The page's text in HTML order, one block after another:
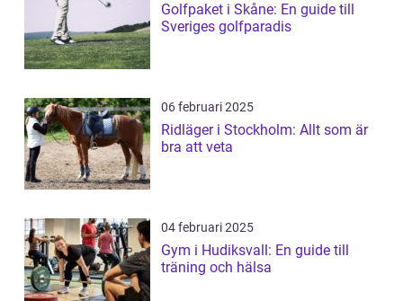
Golfpaket i Skåne: En guide till
Sveriges golfparadis
06 februari 2025
Ridläger i Stockholm: Allt som är
bra att veta
04 februari 2025
Gym i Hudiksvall: En guide till
träning och hälsa